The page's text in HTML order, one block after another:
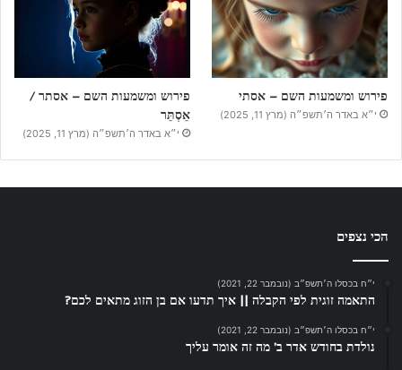
פירוש ומשמעות השם – אסתי
י״א באדר ה׳תשפ״ה (מרץ 11, 2025)
פירוש ומשמעות השם – אסתר /
אֵסְתֵּר
י״א באדר ה׳תשפ״ה (מרץ 11, 2025)
הכי נצפים
י״ח בכסלו ה׳תשפ״ב (נובמבר 22, 2021)
התאמה זוגית לפי הקבלה || איך תדעו אם בן הזוג מתאים לכם?
י״ח בכסלו ה׳תשפ״ב (נובמבר 22, 2021)
נולדת בחודש אדר ב’ מה זה אומר עליך